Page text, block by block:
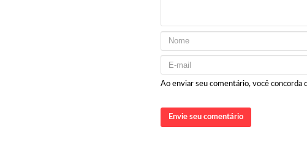
Ao enviar seu comentário, você concorda
Envie seu comentário